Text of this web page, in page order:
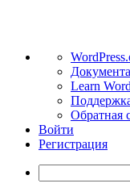
WordPress
Learn
Обратная
Войти
Регистрация